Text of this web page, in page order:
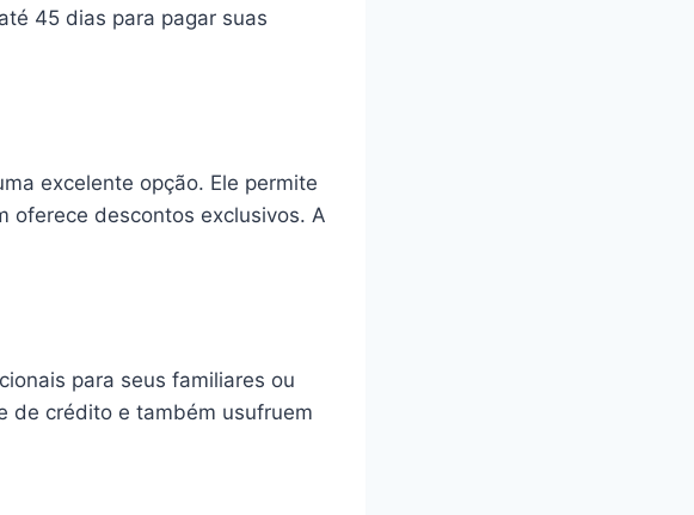
45 dias para pagar suas
excelente opção. Ele permite
oferece descontos exclusivos. A
para seus familiares ou
de crédito e também usufruem